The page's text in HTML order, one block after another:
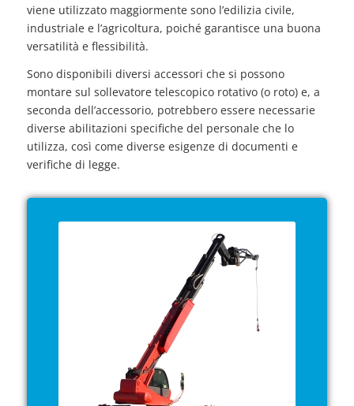
viene utilizzato maggiormente sono l’edilizia civile,
industriale e l’agricoltura, poiché garantisce una buona
versatilità e flessibilità.
Sono disponibili diversi accessori che si possono
montare sul sollevatore telescopico rotativo (o roto) e, a
seconda dell’accessorio, potrebbero essere necessarie
diverse abilitazioni specifiche del personale che lo
utilizza, così come diverse esigenze di documenti e
verifiche di legge.